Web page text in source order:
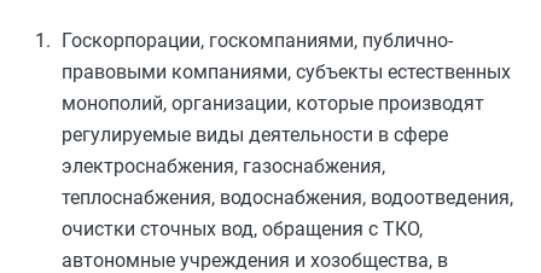
Госкорпорации, госкомпаниями, публично-
правовыми компаниями, субъекты естественных
монополий, организации, которые производят
регулируемые виды деятельности в сфере
электроснабжения, газоснабжения,
теплоснабжения, водоснабжения, водоотведения,
очистки сточных вод, обращения с ТКО,
автономные учреждения и хозобщества, в